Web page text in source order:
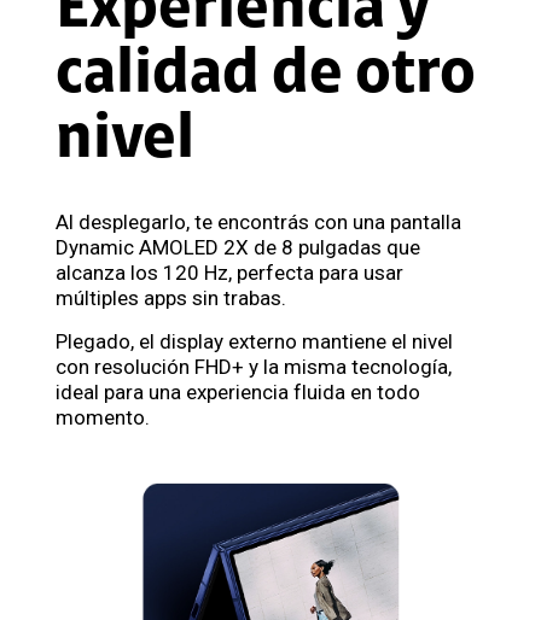
calidad de otro
nivel
Al desplegarlo, te encontrás con una pantalla
Dynamic AMOLED 2X de 8 pulgadas que
alcanza los 120 Hz, perfecta para usar
múltiples apps sin trabas.
Plegado, el display externo mantiene el nivel
con resolución FHD+ y la misma tecnología,
ideal para una experiencia fluida en todo
momento.